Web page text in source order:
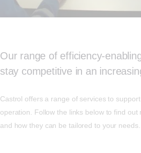
Our range of efficiency-
stay competitive in an
Castrol offers a range of services to
operation. Follow the links below to find
and how they can be tailored to your needs.